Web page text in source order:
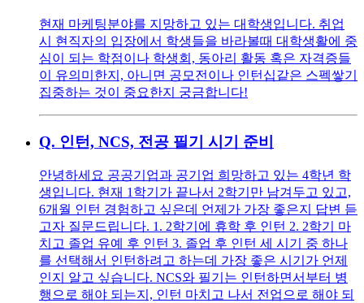
현재 마케팅분야를 지망하고 있는 대학생입니다. 취업
시 현직자의 입장에서 학생들을 바라볼때 대학생활에 중
심이 되는 학점이나 학생회, 동아리 활동 혹은 자격증들
이 유의미한지, 아니면 공모전이나 인턴십같은 스펙쌓기
집중하는 것이 중요한지 궁금합니다!
Q. 인턴, NCS, 전공 필기 시기 준비
안녕하세요 공공기업과 공기업 희망하고 있는 4학년 학
생입니다. 현재 1학기가 끝나서 2학기만 남겨두고 있고,
6개월 인턴 경험하고 싶은데 언제가 가장 좋은지 답변 듣
고자 질문드립니다. 1. 2학기에 휴학 후 인턴 2. 2학기 마
치고 졸업 유예 후 인턴 3. 졸업 후 인턴 세 시기 중 하나
를 선택해서 인턴하려고 하는데 가장 좋은 시기가 언제
인지 알고 싶습니다. NCS와 필기는 인턴하면서부터 병
행으로 해야 되는지, 인턴 마치고 나서 전업으로 해야 되